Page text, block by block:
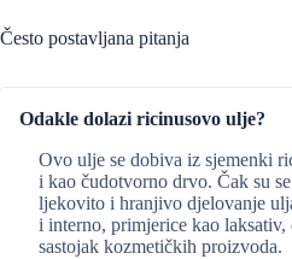
Često postavljana pitanja
Odakle dolazi ricinusovo ulje?
Ovo ulje se dobiva iz sjemenki
i kao čudotvorno drvo. Čak su
ljekovito i hranjivo djelovanje
i interno, primjerice kao laksativ,
sastojak kozmetičkih proizvoda.